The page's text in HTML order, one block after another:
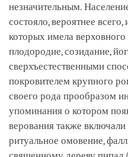
незначительным.
состояло, вероятнее
которых имела
плодородие, созидание,
сверхъестественными
покровителем крупного
своего рода прообразом
упоминания о котором
верования также
ритуальное омовение,